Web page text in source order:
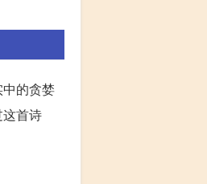
的贪婪
首诗